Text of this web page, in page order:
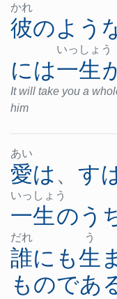
かれ
彼のよう
には
いっ しょ う
一生
It will take you a
him
あい
愛は、 す
いっ しょ う
一生のう
だれ
誰にも
う
生
ものであ